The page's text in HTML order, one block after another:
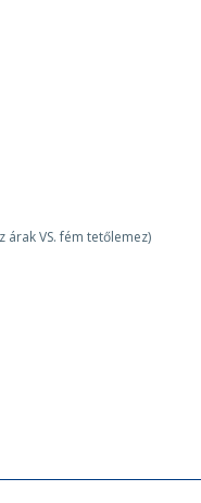
VS. fém tetőlemez)